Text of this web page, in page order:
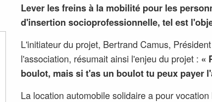
Lever les freins à la mobilité pour les
d'insertion socioprofessionnelle, tel est
L'initiateur du projet, Bertrand Camus,
l'association, résumait ainsi l'enjeu du projet : «
boulot, mais si t'as un boulot tu peux payer
La location automobile solidaire a pour